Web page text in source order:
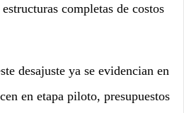
completas de costos
desajuste ya se evidencian en
en etapa piloto, presupuestos